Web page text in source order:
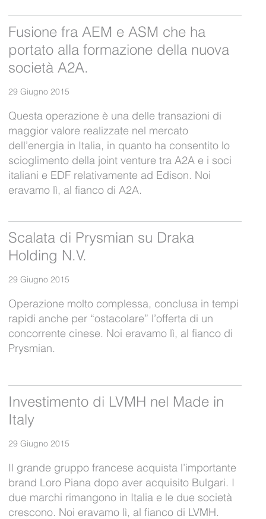
Fusione fra AEM e ASM che ha
portato alla formazione della nuova
società A2A.
29 Giugno 2015
Questa operazione è una delle transazioni di
maggior valore realizzate nel mercato
dell’energia in Italia, in quanto ha consentito lo
scioglimento della joint venture tra A2A e i soci
italiani e EDF relativamente ad Edison. Noi
eravamo lì, al fianco di A2A.
Scalata di Prysmian su Draka
Holding N.V.
29 Giugno 2015
Operazione molto complessa, conclusa in tempi
rapidi anche per “ostacolare” l’offerta di un
concorrente cinese. Noi eravamo lì, al fianco di
Prysmian.
Investimento di LVMH nel Made in
Italy
29 Giugno 2015
Il grande gruppo francese acquista l’importante
brand Loro Piana dopo aver acquisito Bulgari. I
due marchi rimangono in Italia e le due società
crescono. Noi eravamo lì, al fianco di LVMH.